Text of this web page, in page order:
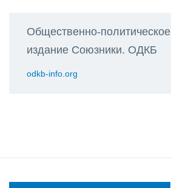
Общественно-политическое
издание Союзники. ОДКБ
odkb-info.org